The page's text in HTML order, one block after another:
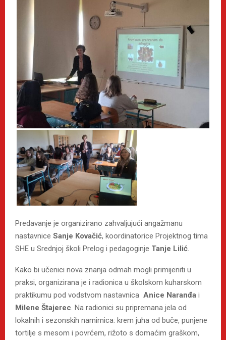
Predavanje je organizirano zahvaljujući angažmanu
nastavnice Sanje Kovačić, koordinatorice Projektnog tima
SHE u Srednjoj školi Prelog i pedagoginje Tanje Lilić
Kako bi učenici nova znanja odmah mogli primijeniti u
praksi, organizirana je i radionica u školskom kuharskom
praktikumu pod vodstvom nastavnica Anice Naranđa i
Milene Štajerec . Na radionici su pripremana jela od
lokalnih i sezonskih namirnica: krem juha od buče, punjene
tortilje s mesom i povrćem, rižoto s domaćim graškom,